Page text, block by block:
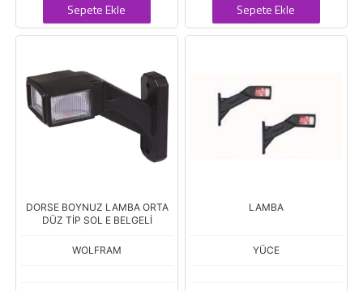
Sepete Ekle Sepete Ekle
DORSE BOYNUZ LAMBA ORTA
DÜZ TİP SOL E BELGELİ
WOLFRAM
LAMBA
YÜCE